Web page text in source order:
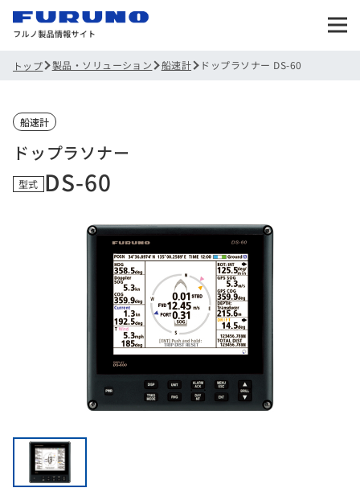
トップ 製品・ソリューション 船速計 ドップラソナー DS-60
船速計
ドップラソナー
型式 DS-60